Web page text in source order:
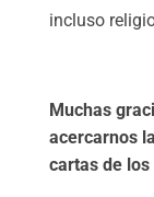
incluso
Muchas
acercarnos
cartas de los